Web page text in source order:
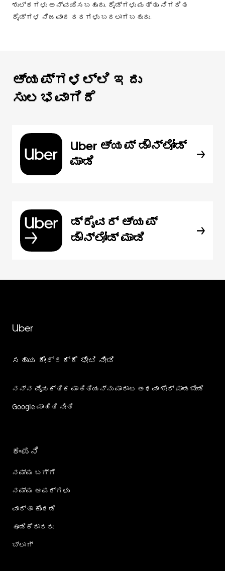
ಶುಲ್ಕಗಳು ಅನ್ವಯಿಸಬಹುದು. ರೈಡ್‌ಗಳು ಮತ್ತು ನಿಗದಿತ
ರೈಡ್‌ಗಳ ನಿಜವಾದ ದರಗಳು ಬದಲಾಗಬಹುದು.
ಆ್ಯಪ್‌‌ಗಳಲ್ಲಿ ಇದು
ಸುಲಭವಾಗಿದೆ
Uber ಆ್ಯಪ್‍ ಡೌನ್‌ಲೋಡ್
ಮಾಡಿ
ಡ್ರೈವರ್ ಆ್ಯಪ್
ಡೌನ್‌ಲೋಡ್ ಮಾಡಿ
Uber
ಸಹಾಯ ಕೇಂದ್ರಕ್ಕೆ ಭೇಟಿ ನೀಡಿ
ನನ್ನ ವೈಯಕ್ತಿಕ ಮಾಹಿತಿಯನ್ನು ಮಾರಾಟ ಅಥವಾ ಶೇರ್‌ ಮಾಡಬೇಡಿ
Google ಮಾಹಿತಿ ನೀತಿ
ಕಂಪನಿ
ನಮ್ಮ ಬಗ್ಗೆ
ನಮ್ಮ ಆಫರ್‌ಗಳು
ವಾರ್ತಾ ಕೊಠಡಿ
ಹೂಡಿಕೆದಾರರು
ಬ್ಲಾಗ್